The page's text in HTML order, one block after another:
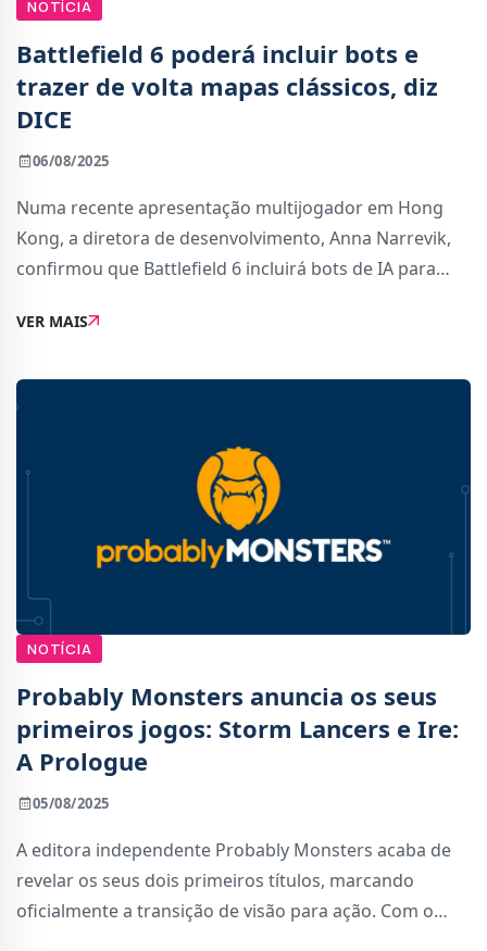
NOTÍCIA
Battlefield 6 poderá incluir bots e
trazer de volta mapas clássicos, diz
DICE
06/08/2025
Numa recente apresentação multijogador em Hong
Kong, a diretora de desenvolvimento, Anna Narrevik,
confirmou que Battlefield 6 incluirá bots de IA para
jogadores suficientes. Estes bots entram automat
VER MAIS
NOTÍCIA
Probably Monsters anuncia os seus
primeiros jogos: Storm Lancers e Ire:
A Prologue
05/08/2025
A editora independente Probably Monsters acaba de
revelar os seus dois primeiros títulos, marcando
oficialmente a transição de visão para ação. Com o